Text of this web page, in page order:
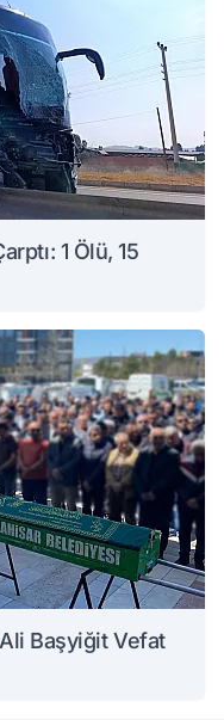
1 Ölü, 15
Başyiğit Vefat